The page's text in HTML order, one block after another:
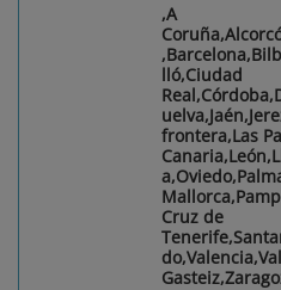
,A
lló,Ciudad
frontera,Las
Cruz de